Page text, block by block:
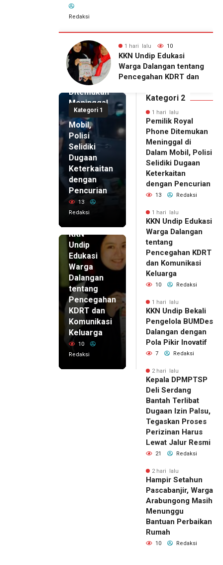
Redaksi
1 hari lalu 7
KKN Undip Bekali
Pengelola BUMDes
Dalangan dengan Pola
Kategori 1
1 hari lalu
Pemilik
Royal
Phone
Ditemukan
Meninggal
di Dalam
Mobil,
Polisi
Selidiki
Dugaan
Keterkaitan
dengan
Pencurian
13
Redaksi
KKN
Undip
Edukasi
Warga
Dalangan
tentang
Pencegahan
KDRT dan
Komunikasi
Keluarga
10
Redaksi
Kategori 2
1 hari lalu
Pemilik Royal
Phone Ditemukan
Meninggal di
Dalam Mobil, Polisi
Selidiki Dugaan
Keterkaitan
dengan Pencurian
13 Redaksi
1 hari lalu
KKN Undip Edukasi
Warga Dalangan
tentang
Pencegahan KDRT
dan Komunikasi
Keluarga
10 Redaksi
1 hari lalu
KKN Undip Bekali
Pengelola BUMDes
Dalangan dengan
Pola Pikir Inovatif
7 Redaksi
2 hari lalu
Kepala DPMPTSP
Deli Serdang
Bantah Terlibat
Dugaan Izin Palsu,
Tegaskan Proses
Perizinan Harus
Lewat Jalur Resmi
21 Redaksi
2 hari lalu
Hampir Setahun
Pascabanjir, Warga
Arabungong Masih
Menunggu
Bantuan Perbaikan
Rumah
10 Redaksi